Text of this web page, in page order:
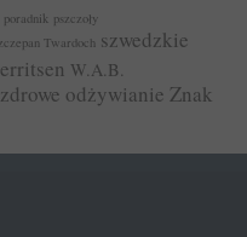
poradnik pszczoły
Twardoch szwedzkie
W.A.B.
zdrowe odżywianie Znak